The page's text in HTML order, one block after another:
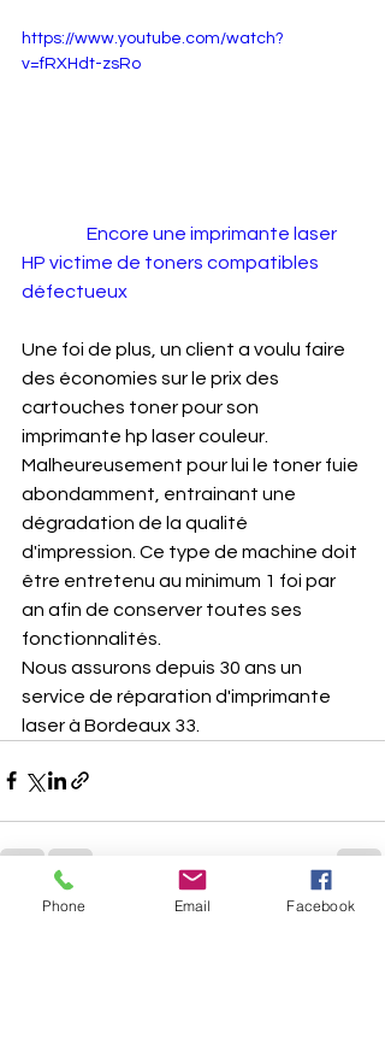
https://www.youtube.com/watch?
v=fRXHdt-zsRo
HP victime de toners compatibles
défectueux
Une foi de plus, un client a voulu faire
des économies sur le prix des
cartouches toner pour son
imprimante hp laser couleur.
Malheureusement pour lui le toner fuie
abondamment, entrainant une
dégradation de la qualité
d'impression. Ce type de machine doit
être entretenu au minimum 1 foi par
an afin de conserver toutes ses
fonctionnalités.
Nous assurons depuis 30 ans un
service de réparation d'imprimante
laser à Bordeaux 33.
Voir tout
Phone Email Facebook